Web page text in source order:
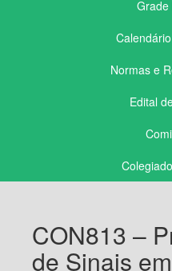
Grade
Normas e
Edital
CON813 –
de Sinais